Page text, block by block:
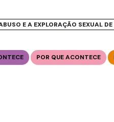
E A EXPLORAÇÃO SEXUAL
POR QUE ACONTECE